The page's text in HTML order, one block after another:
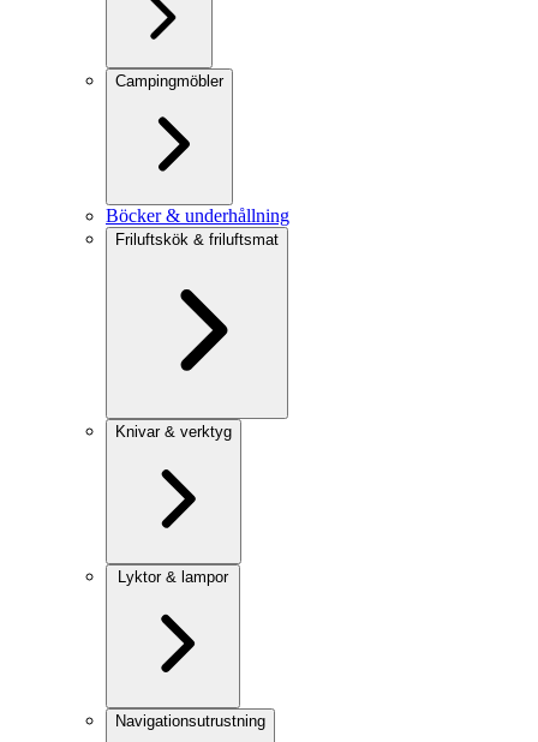
Campingmöbler
Böcker & underhållning
Friluftskök & friluftsmat
Knivar & verktyg
Lyktor & lampor
Navigationsutrustning